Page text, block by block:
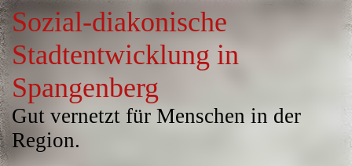
Sozial-diakonische
Stadtentwicklung in
Spangenberg
Gut vernetzt für Menschen in der
Region.